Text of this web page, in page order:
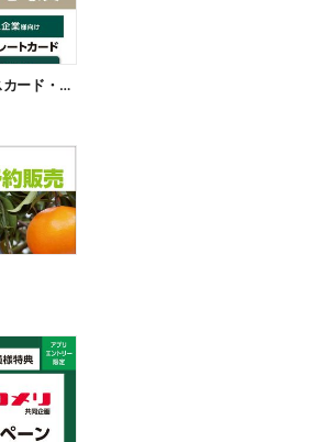
ビジネスを応援〈ビジネスカード・コーポレートカード〉